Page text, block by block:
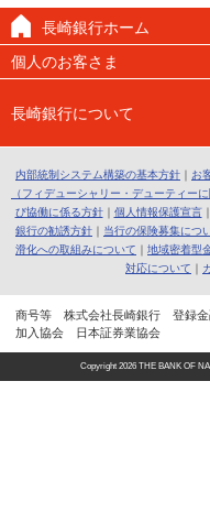
長崎銀行ホーム
個人のお客さま
長崎銀行について
内部統制システム構築の基本方針 ｜ お
（フィデューシャリー・デューティーに
び協働に係る方針｜ 個人情報保護宣言｜
銀行の勧誘方針 ｜ 当行の保険募集につ
滑化への取組みについて ｜ 地域密着型
対応について ｜
商号等 株式会社長崎銀行 登録金
加入協会 日本証券業協会
Copyright 2026 THE BANK OF